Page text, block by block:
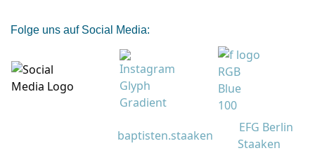
Folge uns auf Social Media:
baptisten.staaken
EFG Berlin
Staaken